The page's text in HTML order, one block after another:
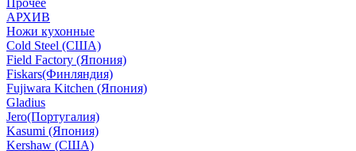
Прочее
АРХИВ
Ножи кухонные
Cold Steel (США)
Field Factory (Япония)
Fiskars(Финляндия)
Fujiwara Kitchen (Япония)
Gladius
Jero(Португалия)
Kasumi (Япония)
Kershaw (США)